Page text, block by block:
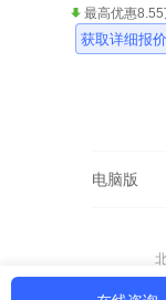
最高优惠8.55
获取详细报价
电脑版